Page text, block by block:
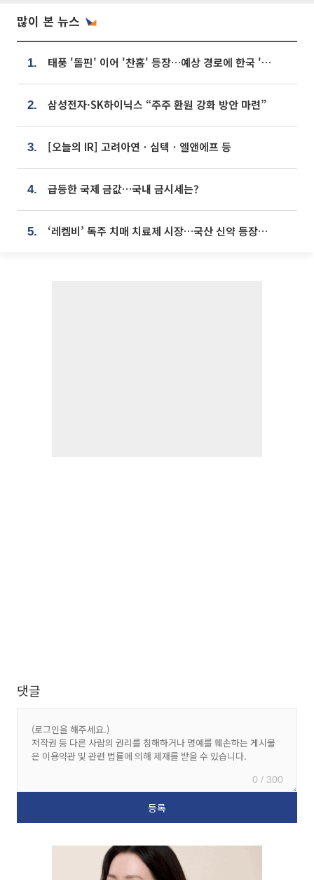
많이 본 뉴스
1. 태풍 '돌핀' 이어 '찬홈' 등장…예상 경로에 한국 '한숨'
2. 삼성전자·SK하이닉스 “주주 환원 강화 방안 마련”
3. [오늘의 IR] 고려아연ㆍ심텍ㆍ엘앤에프 등
4. 급등한 국제 금값…국내 금시세는?
5. ‘레켐비’ 독주 치매 치료제 시장…국산 신약 등장하나
댓글
0 / 300